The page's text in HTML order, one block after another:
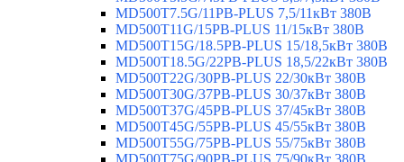
MD500T7.5G/11PB-PLUS 7,5/11кВт 380В
MD500T11G/15PB-PLUS 11/15кВт 380В
MD500T15G/18.5PB-PLUS 15/18,5кВт 380В
MD500T18.5G/22PB-PLUS 18,5/22кВт 380В
MD500T22G/30PB-PLUS 22/30кВт 380В
MD500T30G/37PB-PLUS 30/37кВт 380В
MD500T37G/45PB-PLUS 37/45кВт 380В
MD500T45G/55PB-PLUS 45/55кВт 380В
MD500T55G/75PB-PLUS 55/75кВт 380В